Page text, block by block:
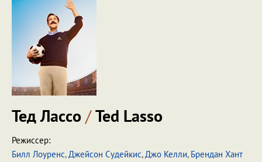
Тед Лассо /Ted Lasso
Режиссер:
Билл Лоуренс,Джейсон Судейкис,Джо Келли, Брендан Хант